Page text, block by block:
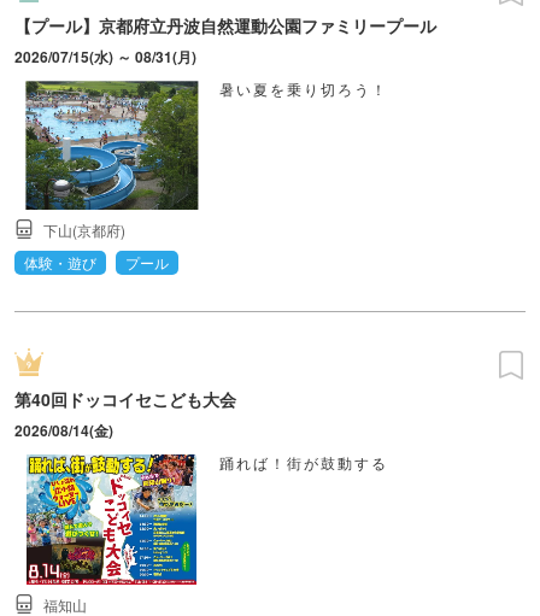
【プール】京都府立丹波自然運動公園ファミリープール
2026/07/15(水) ～ 08/31(月)
暑い夏を乗り切ろう！
下山(京都府)
体験・遊び
プール
第40回ドッコイセこども大会
2026/08/14(金)
踊れば！街が鼓動する
福知山